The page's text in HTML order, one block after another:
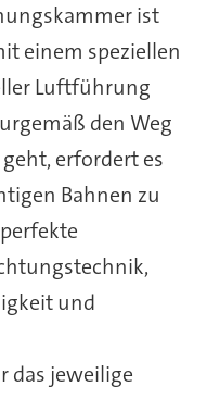
ist
einem speziellen
Luftführung
den Weg
erfordert es
Bahnen zu
und
das jeweilige